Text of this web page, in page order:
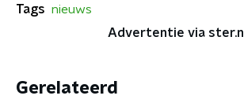
Tags nieuws
Advertentie via ster.nl
Gerelateerd